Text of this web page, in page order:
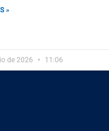
»
de 2026 11:06